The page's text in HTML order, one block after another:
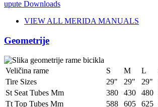
upute Downloads
VIEW ALL MERIDA MANUALS
Geometrije
Veličina rame S M L
Tire Sizes
29" 29" 29"
St Seat Tubes Mm
380 430 480
Tt Top Tubes Mm
588 605 625